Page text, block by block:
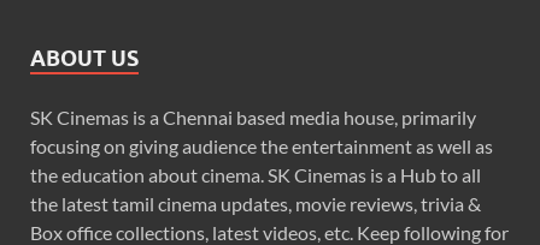
ABOUT US
SK Cinemas is a Chennai based media house, primarily
focusing on giving audience the entertainment as well as
the education about cinema. SK Cinemas is a Hub to all
the latest tamil cinema updates, movie reviews, trivia &
Box office collections, latest videos, etc. Keep following for